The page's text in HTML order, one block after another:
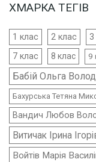
ХМАРКА ТЕГІВ
1 клас 2 клас 3
7 клас 8 клас 9
Бабій Ольга
Бахурська Тетяна
Вандич Любов
Витичак Ірина
Войтів Марія